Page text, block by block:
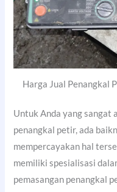
Harga Jual Penangkal
Untuk Anda yang sangat
penangkal petir, ada
mempercayakan hal
memiliki spesialisasi
pemasangan penangkal